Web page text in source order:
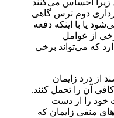
دوم ترس گاهی
یا با اینکه دفعه
از عوامل
که می‌تواند برخی
از درد زایمان
کافی آن را تحمل کنند.
خود را از دست
منفی زایمان که